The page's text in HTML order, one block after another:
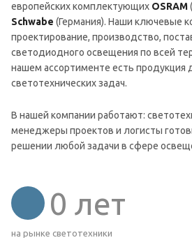
европейских комплектующих OSRAM
Schwabe (Германия). Наши ключевые
проектирование, производство,
светодиодного освещения по всей
нашем ассортименте есть
светотехнических задач.
В нашей компании работают:
менеджеры проектов и логисты
решении любой задачи в сфере
0 лет
на рынке светотехники